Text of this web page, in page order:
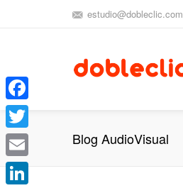
estudio@dobleclic.com
Blog AudioVisual
Facebook
Twitter
Email